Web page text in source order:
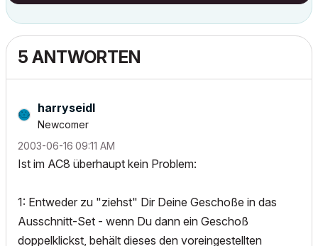
5 ANTWORTEN
harryseidl
Newcomer
‎2003-06-16 09:11 AM
Ist im AC8 überhaupt kein Problem:
1: Entweder zu "ziehst" Dir Deine Geschoße in das
Ausschnitt-Set - wenn Du dann ein Geschoß
doppelklickst, behält dieses den voreingestellten